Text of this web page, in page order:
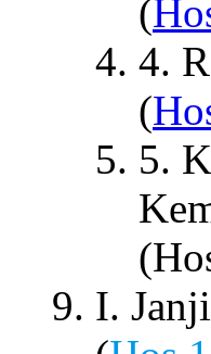
(
4.
(
5.
I.